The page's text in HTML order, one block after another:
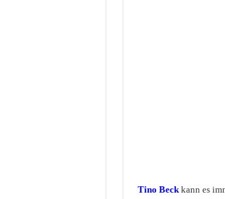
Tino Beckkann es